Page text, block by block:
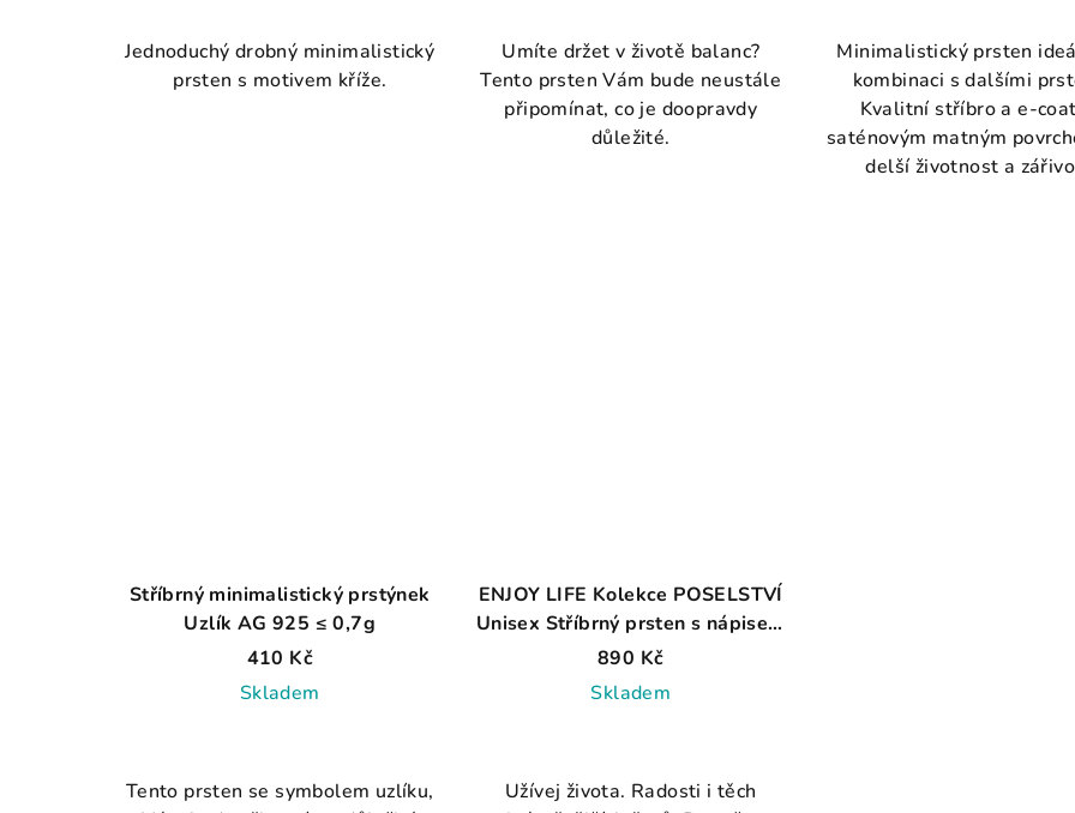
Jednoduchý drobný minimalistický
prsten s motivem kříže.
produktu
je
5,0
z
Umíte držet v životě balanc?
Tento prsten Vám bude neustále
připomínat, co je doopravdy
důležité.
produktu
je
4,1
z
5
Minimalistický prsten
kombinaci s dalšími
Kvalitní stříbro a e-
saténovým matným
delší životnost a
Stříbrný minimalistický prstýnek
Uzlík AG 925 ≤ 0,7g
410 Kč
Skladem
produktu
Tento prsten se symbolem uzlíku,
ENJOY LIFE Kolekce POSELSTVÍ
Unisex Stříbrný prsten s nápisem
AG 925 ≤ 2,0 g
890 Kč
Skladem
Užívej života. Radosti i těch